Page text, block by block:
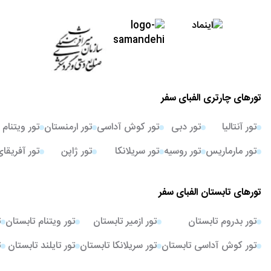
تورهای چارتری الفبای سفر
تور آنتالیا
تور مارماریس
تور دبی
تور روسیه
تور کوش آداسی
تور سریلانکا
تور ارمنستان
تور ژاپن
تور ویتنام
تور
تورهای تابستان الفبای سفر
تور بدروم تابستان
تور کوش آداسی تابستان
تور ازمیر تابستان
تور سریلانکا تابستان
تور ویتنام تابستان
تور تایلند تابستان